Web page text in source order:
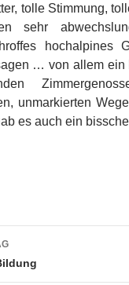
tolle Stimmung,
sehr
hochalpines
… von allem ein
unmarkierten
es auch ein